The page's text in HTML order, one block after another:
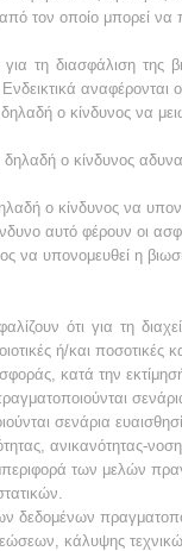
τον οποίο μπορεί
τη διασφάλιση της
αναφέρονται
ο κίνδυνος να
ο κίνδυνος
ο κίνδυνος να
αυτό φέρουν οι
να υπονομευθεί η
ότι για τη
ή/και ποσοτικές
κατά την
σενάρια
ανικανότητας-
των μελών
δεδομένων
κάλυψης